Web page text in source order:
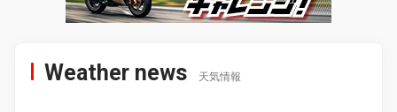
Weather news 天気情報